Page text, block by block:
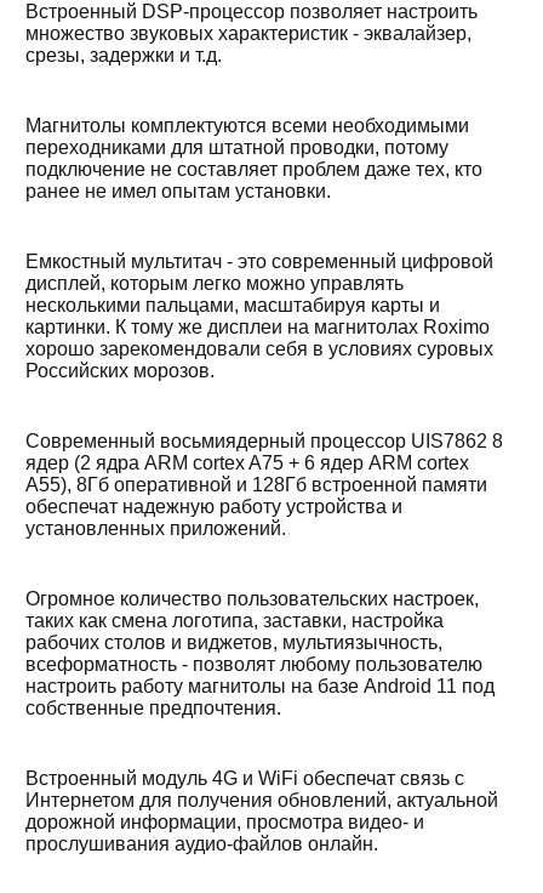
Встроенный DSP-процессор позволяет настроить
множество звуковых характеристик - эквалайзер,
срезы, задержки и т.д.
Магнитолы комплектуются всеми необходимыми
переходниками для штатной проводки, потому
подключение не составляет проблем даже тех, кто
ранее не имел опытам установки.
Емкостный мультитач - это современный цифровой
дисплей, которым легко можно управлять
несколькими пальцами, масштабируя карты и
картинки. К тому же дисплеи на магнитолах Roximo
хорошо зарекомендовали себя в условиях суровых
Российских морозов.
Современный восьмиядерный процессор UIS7862 8
ядер (2 ядра ARM cortex A75 + 6 ядер ARM cortex
A55), 8Гб оперативной и 128Гб встроенной памяти
обеспечат надежную работу устройства и
установленных приложений.
Огромное количество пользовательских настроек,
таких как смена логотипа, заставки, настройка
рабочих столов и виджетов, мультиязычность,
всеформатность - позволят любому пользователю
настроить работу магнитолы на базе Android 11 под
собственные предпочтения.
Встроенный модуль 4G и WiFi обеспечат связь с
Интернетом для получения обновлений, актуальной
дорожной информации, просмотра видео- и
прослушивания аудио-файлов онлайн.